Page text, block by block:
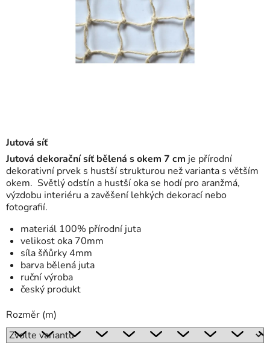
Jutová síť
Jutová dekorační síť bělená s okem 7 cm je přírodní
dekorativní prvek s hustší strukturou než varianta s větším
okem. Světlý odstín a hustší oka se hodí pro aranžmá,
výzdobu interiéru a zavěšení lehkých dekorací nebo
fotografií.
materiál 100% přírodní juta
velikost oka 70mm
síla šňůrky 4mm
barva bělená juta
ruční výroba
český produkt
Rozměr (m)